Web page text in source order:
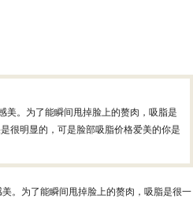
美。为了能瞬间甩掉脸上的赘肉，吸脂是
很明显的，可是脸部吸脂价格爱美的你是
。为了能瞬间甩掉脸上的赘肉，吸脂是很一